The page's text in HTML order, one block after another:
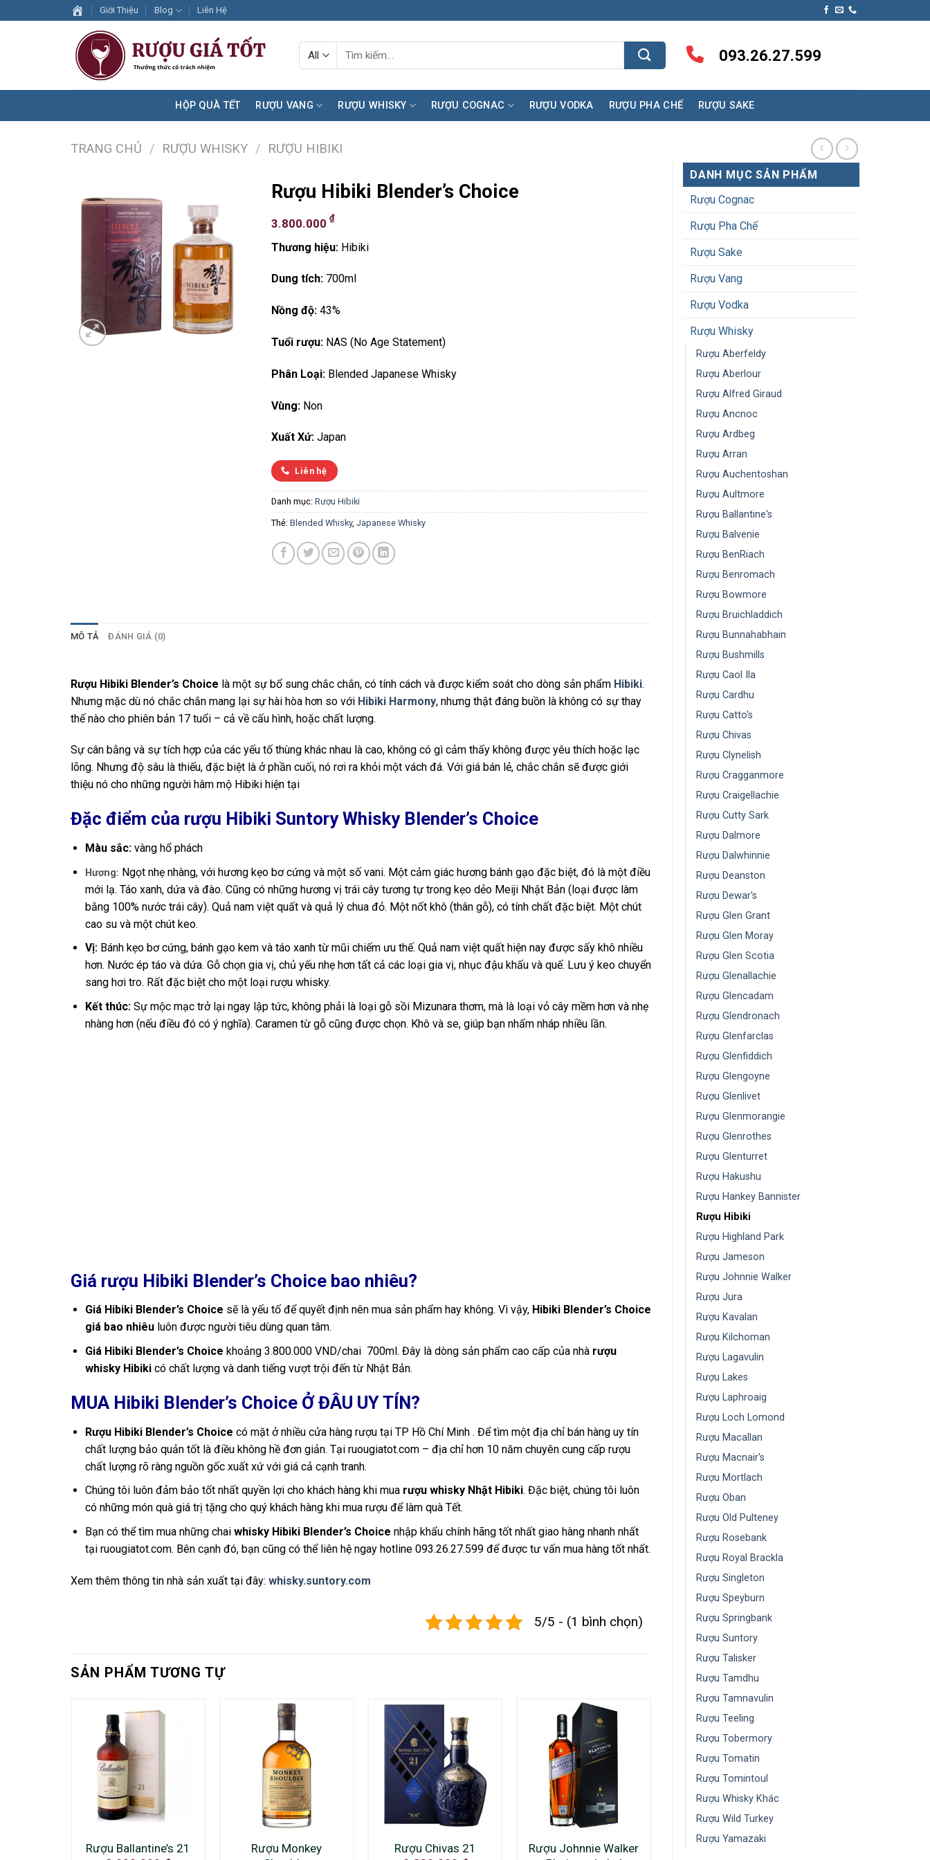
to
Giới Thiệu Blog Liên Hệ
Tìm
093.26.27.599
HỘP QUÀ TẾT RƯỢU VANG RƯỢU WHISKY RƯỢU COGNAC RƯỢU VODKA RƯỢU PHA CHẾ RƯỢU SAKE
TRANG CHỦ / RƯỢU WHISKY / RƯỢU HIBIKI
DANH MỤC SẢN PHẨM
Rượu Cognac
Rượu Pha Chế
Rượu Sake
Rượu Vang
Rượu Vodka
Rượu Whisky
Rượu Aberfeldy
Rượu Aberlour
Rượu Alfred Giraud
Rượu Ancnoc
Rượu Ardbeg
Rượu Arran
Rượu Auchentoshan
Rượu Aultmore
Rượu Ballantine's
Rượu Balvenie
Rượu BenRiach
Rượu Benromach
Rượu Bowmore
Rượu Bruichladdich
Rượu Bunnahabhain
Rượu Bushmills
Rượu Caol Ila
Rượu Cardhu
Rượu Catto's
Rượu Chivas
Rượu Clynelish
Rượu Cragganmore
Rượu Craigellachie
Rượu Cutty Sark
Rượu Dalmore
Rượu Dalwhinnie
Rượu Deanston
Rượu Dewar's
Rượu Glen Grant
Rượu Glen Moray
Rượu Glen Scotia
Rượu Glenallachie
Rượu Glencadam
Rượu Glendronach
Rượu Glenfarclas
Rượu Glenfiddich
Rượu Glengoyne
Rượu Glenlivet
Rượu Glenmorangie
Rượu Glenrothes
Rượu Glenturret
Rượu Hakushu
Rượu Hankey Bannister
Rượu Hibiki
Rượu Highland Park
Rượu Jameson
Rượu Johnnie Walker
Rượu Jura
Rượu Kavalan
Rượu Kilchoman
Rượu Lagavulin
Rượu Lakes
Rượu Laphroaig
Rượu Loch Lomond
Rượu Macallan
Rượu Macnair's
Rượu Mortlach
Rượu Oban
Rượu Old Pulteney
Rượu Rosebank
Rượu Royal Brackla
Rượu Singleton
Rượu Speyburn
Rượu Springbank
Rượu Suntory
Rượu Talisker
Rượu Tamdhu
Rượu Tamnavulin
Rượu Teeling
Rượu Tobermory
Rượu Tomatin
Rượu Tomintoul
Rượu Whisky Khác
Rượu Wild Turkey
Rượu Yamazaki
Rượu Hibiki Blender’s Choice
3.800.000 ₫
Thương hiệu:Hibiki
Dung tích:700ml
Nồng độ:43%
Tuổi rượu:NAS (No Age Statement)
Phân Loại:Blended Japanese Whisky
Vùng:Non
Xuất Xứ:Japan
Liên hệ
Danh mục: Rượu Hibiki
Thẻ: Blended Whisky, Japanese Whisky
MÔ TẢ ĐÁNH GIÁ (0)
Rượu Hibiki Blender’s Choice là một sự bổ sung chắc chắn, có tính cách và được kiểm soát cho dòng sản phẩm Hibiki.
Nhưng mặc dù nó chắc chắn mang lại sự hài hòa hơn so với Hibiki Harmony, nhưng thật đáng buồn là không có sự thay
thế nào cho phiên bản 17 tuổi – cả về cấu hình, hoặc chất lượng.
Sự cân bằng và sự tích hợp của các yếu tố thùng khác nhau là cao, không có gì cảm thấy không được yêu thích hoặc lạc
lõng. Nhưng độ sâu là thiếu, đặc biệt là ở phần cuối, nó rơi ra khỏi một vách đá. Với giá bán lẻ, chắc chắn sẽ được giới
thiệu nó cho những người hâm mộ Hibiki hiện tại
Đặc điểm của rượu Hibiki Suntory Whisky Blender’s Choice
Màu sắc: vàng hổ phách
Hương: Ngọt nhẹ nhàng, với hương kẹo bơ cứng và một số vani. Một cảm giác hương bánh gạo đặc biệt, đó là một điều
mới lạ. Táo xanh, dứa và đào. Cũng có những hương vị trái cây tương tự trong kẹo dẻo Meiji Nhật Bản (loại được làm
bằng 100% nước trái cây). Quả nam việt quất và quả lý chua đỏ. Một nốt khô (thân gỗ), có tính chất đặc biệt. Một chút
cao su và một chút keo.
Vị:Bánh kẹo bơ cứng, bánh gạo kem và táo xanh từ mũi chiếm ưu thế. Quả nam việt quất hiện nay được sấy khô nhiều
hơn. Nước ép táo và dứa. Gỗ chọn gia vị, chủ yếu nhẹ hơn tất cả các loại gia vị, nhục đậu khấu và quế. Lưu ý keo chuyển
sang hơi tro. Rất đặc biệt cho một loại rượu whisky.
Kết thúc:Sự mộc mạc trở lại ngay lập tức, không phải là loại gỗ sồi Mizunara thơm, mà là loại vỏ cây mềm hơn và nhẹ
nhàng hơn (nếu điều đó có ý nghĩa). Caramen từ gỗ cũng được chọn. Khô và se, giúp bạn nhấm nháp nhiều lần.
Giá rượu Hibiki Blender’s Choice bao nhiêu?
Giá Hibiki Blender’s Choice sẽ là yếu tố để quyết định nên mua sản phẩm hay không. Vì vậy, Hibiki Blender’s Choice
giá bao nhiêuluôn được người tiêu dùng quan tâm.
Giá Hibiki Blender’s Choice khoảng 3.800.000 VND/chai 700ml. Đây là dòng sản phẩm cao cấp của nhà rượu
whisky Hibiki có chất lượng và danh tiếng vượt trội đến từ Nhật Bản.
MUA Hibiki Blender’s Choice Ở ĐÂU UY TÍN?
Rượu Hibiki Blender’s Choice có mặt ở nhiều cửa hàng rượu tại TP Hồ Chí Minh . Để tìm một địa chỉ bán hàng uy tín
chất lượng bảo quản tốt là điều không hề đơn giản. Tại ruougiatot.com – địa chỉ hơn 10 năm chuyên cung cấp rượu
chất lượng rõ ràng nguồn gốc xuất xứ với giá cả cạnh tranh.
Chúng tôi luôn đảm bảo tốt nhất quyền lợi cho khách hàng khi muarượu whisky Nhật Hibiki. Đặc biệt, chúng tôi luôn
có những món quà giá trị tặng cho quý khách hàng khi mua rượu để làm quà Tết.
Bạn có thể tìm mua những chai whisky Hibiki Blender’s Choice nhập khẩu chính hãng tốt nhất giao hàng nhanh nhất
tại ruougiatot.com. Bên cạnh đó, bạn cũng có thể liên hệ ngay hotline 093.26.27.599 để được tư vấn mua hàng tốt nhất.
Xem thêm thông tin nhà sản xuất tại đây: whisky.suntory.com
5/5 - (1 bình chọn)
SẢN PHẨM TƯƠNG TỰ
Rượu Ballantine’s 21
Rượu Monkey
Rượu Chivas 21
Rượu Johnnie Walker